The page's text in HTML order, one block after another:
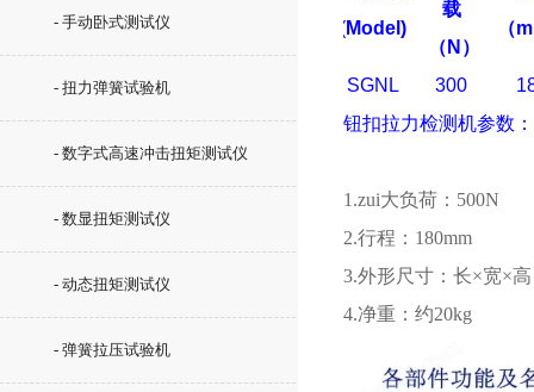
- 手动卧式测试仪
- 扭力弹簧试验机
- 数字式高速冲击扭矩测试仪
- 数显扭矩测试仪
- 动态扭矩测试仪
- 弹簧拉压试验机
(Model)
载
（ N ）
（
SGNL 300
钮扣拉力检测机参数：
1.zui大负荷：500N
2.行程：180mm
3.外形尺寸：长×宽×高
4.净重：约20kg